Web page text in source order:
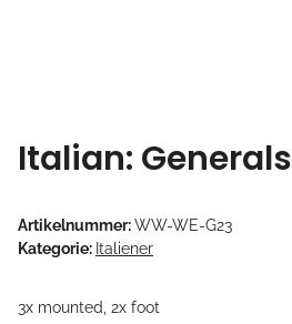
Italian: Generals
Artikelnummer:WW-WE-G23
Kategorie: Italiener
3x mounted, 2x foot